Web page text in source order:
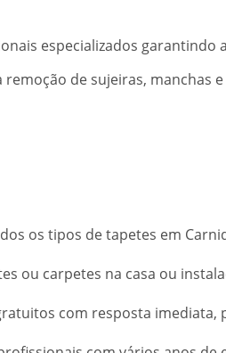
especializados garantindo
de sujeiras, manchas
os tipos de tapetes em
ou carpetes na casa ou
com resposta